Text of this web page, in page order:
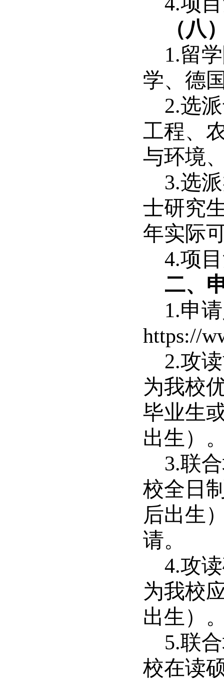
（八
1.留
学、德
2.选
工程、
与环境
3.选
士研究
年实际
4.项
二、
1.申
https://
2.攻
为我校
毕业生
出生）
3.联
校全日
后出生
请。
4.攻
为我校
出生）
5.联
校在读